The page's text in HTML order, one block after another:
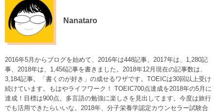
Nanataro
2016年5月からブログを始めて、2016年は448記事、2017年は、1,280記
事、2018年は、1,456記事を書きました。2018年12月現在の記事数は、
3,184記事。「書くのが好き」の成せるワザです。TOEICは30回以上受け
続けています。もはやライフワーク！ TOEIC700点達成を2018年の5月に
達成！目標は900点。多言語の勉強に楽しさを見出してます。今度は旅行
でも活用できたらいいな。2018年、分子栄養学認定カウンセラー試験合